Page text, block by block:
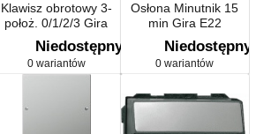
Klawisz obrotowy 3-
położ. 0/1/2/3 Gira
E22 naturalny stalowy
Niedostępny
0 wariantów
Osłona Minutnik 15
min Gira E22
naturalny stalowy
Niedostępny
0 wariantów